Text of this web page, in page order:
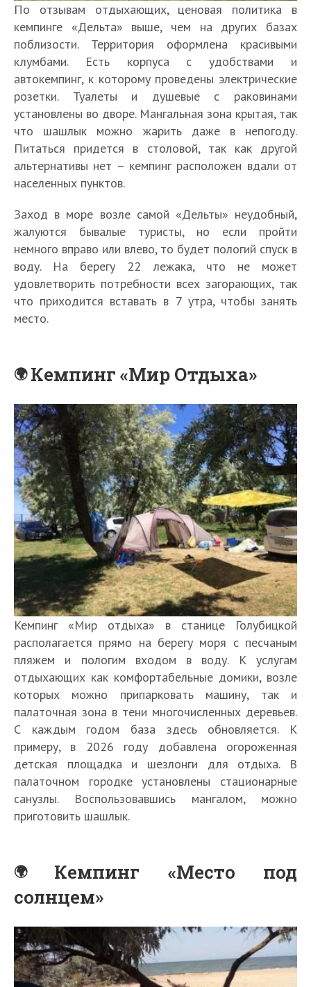
По отзывам отдыхающих, ценовая политика в
кемпинге «Дельта» выше, чем на других базах
поблизости. Территория оформлена красивыми
клумбами. Есть корпуса с удобствами и
автокемпинг, к которому проведены электрические
розетки. Туалеты и душевые с раковинами
установлены во дворе. Мангальная зона крытая, так
что шашлык можно жарить даже в непогоду.
Питаться придется в столовой, так как другой
альтернативы нет – кемпинг расположен вдали от
населенных пунктов.
Заход в море возле самой «Дельты» неудобный,
жалуются бывалые туристы, но если пройти
немного вправо или влево, то будет пологий спуск в
воду. На берегу 22 лежака, что не может
удовлетворить потребности всех загорающих, так
что приходится вставать в 7 утра, чтобы занять
место.
Кемпинг «Мир Отдыха»
Кемпинг «Мир отдыха» в станице Голубицкой
располагается прямо на берегу моря с песчаным
пляжем и пологим входом в воду. К услугам
отдыхающих как комфортабельные домики, возле
которых можно припарковать машину, так и
палаточная зона в тени многочисленных деревьев.
С каждым годом база здесь обновляется. К
примеру, в 2026 году добавлена огороженная
детская площадка и шезлонги для отдыха. В
палаточном городке установлены стационарные
санузлы. Воспользовавшись мангалом, можно
приготовить шашлык.
Кемпинг «Место под
солнцем»